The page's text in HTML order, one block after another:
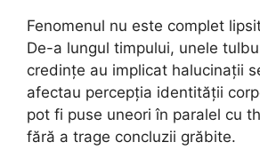
Fenomenul nu este complet
De-a lungul timpului, unele
credințe au implicat halucinații
afectau percepția identității
pot fi puse uneori în paralel cu
fără a trage concluzii grăbite.